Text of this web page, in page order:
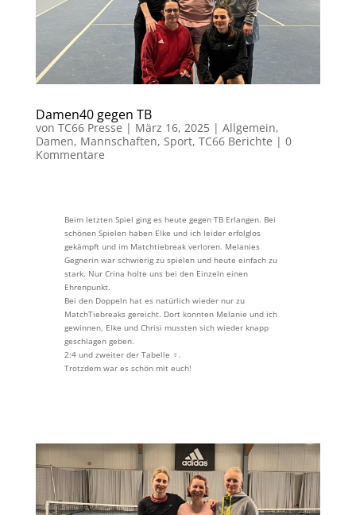
Damen40 gegen TB
von TC66 Presse | März 16, 2025| Allgemein,
Damen, Mannschaften, Sport, TC66 Berichte | 0
Kommentare
Beim letzten Spiel ging es heute gegen TB Erlangen. Bei
schönen Spielen haben Elke und ich leider erfolglos
gekämpft und im Matchtiebreak verloren. Melanies
Gegnerin war schwierig zu spielen und heute einfach zu
stark. Nur Crina holte uns bei den Einzeln einen
Ehrenpunkt.
Bei den Doppeln hat es natürlich wieder nur zu
MatchTiebreaks gereicht. Dort konnten Melanie und ich
gewinnen, Elke und Chrisi mussten sich wieder knapp
geschlagen geben.
2:4 und zweiter der Tabelle ‍♀️.
Trotzdem war es schön mit euch!